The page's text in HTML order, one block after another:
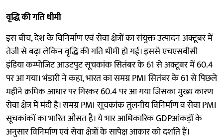
वृद्धि की गति धीमी
इस बीच, देश के विनिर्माण एवं सेवा क्षेत्रों का संयुक्त उत्पादन अक्टूबर में
तेजी से बढ़ा लेकिन वृद्धि की गति धीमी हो गई। इससे एचएसबीसी
इंडिया कम्पोजिट आउटपुट सूचकांक सितंबर के 61 से अक्टूबर में 60.4
पर आ गया। भंडारी ने कहा, भारत का समग्र PMI सितंबर के 61 से पिछले
महीने क्रमिक आधार पर गिरकर 60.4 पर आ गया जिसका मुख्य कारण
सेवा क्षेत्र में मंदी है। समग्र PMI सूचकांक तुलनीय विनिर्माण व सेवा PMI
सूचकांकों का भारित औसत है। ये भार आधिकारिक GDPआंकड़ों के
अनुसार विनिर्माण एवं सेवा क्षेत्रों के सापेक्ष आकार को दर्शाते हैं।